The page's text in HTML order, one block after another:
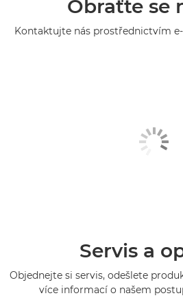
Obraťte se
Kontaktujte nás prostřednictvím
Servis a
Objednejte si servis, odešlete
více informací o našem